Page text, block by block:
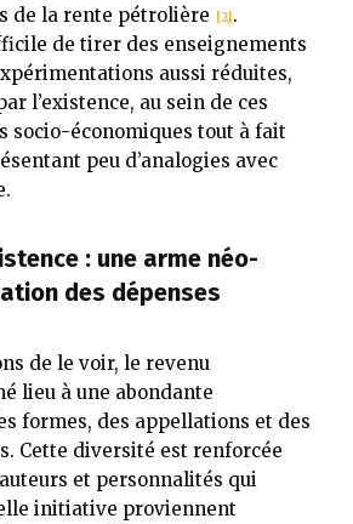
de la rente pétrolière [2].
de tirer des enseignements
aussi réduites,
l’existence, au sein de ces
socio-économiques tout à fait
peu d’analogies avec
: une arme néo-
des dépenses
de le voir, le revenu
lieu à une abondante
formes, des appellations et des
Cette diversité est renforcée
et personnalités qui
initiative proviennent